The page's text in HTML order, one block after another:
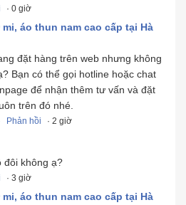
· 0 giờ
áo thun nam cao cấp tại Hà
đặt hàng trên web nhưng không
Bạn có thể gọi hotline hoặc chat
để nhận thêm tư vấn và đặt
trên đó nhé.
Phản hồi · 2 giờ
đôi không ạ?
· 3 giờ
áo thun nam cao cấp tại Hà